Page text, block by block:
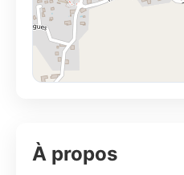
À propos